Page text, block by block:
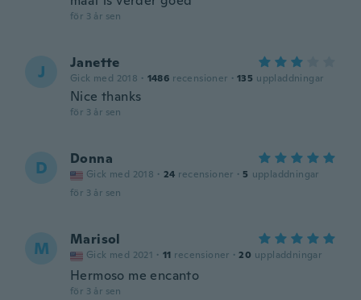
för 3 år sen
J Janette
Gick med 2018 · 1486 recensioner · 135 uppladdningar
Nice thanks
för 3 år sen
D Donna
Gick med 2018 · 24 recensioner · 5 uppladdningar
för 3 år sen
M Marisol
Gick med 2021 · 11 recensioner · 20 uppladdningar
Hermoso me encanto
för 3 år sen